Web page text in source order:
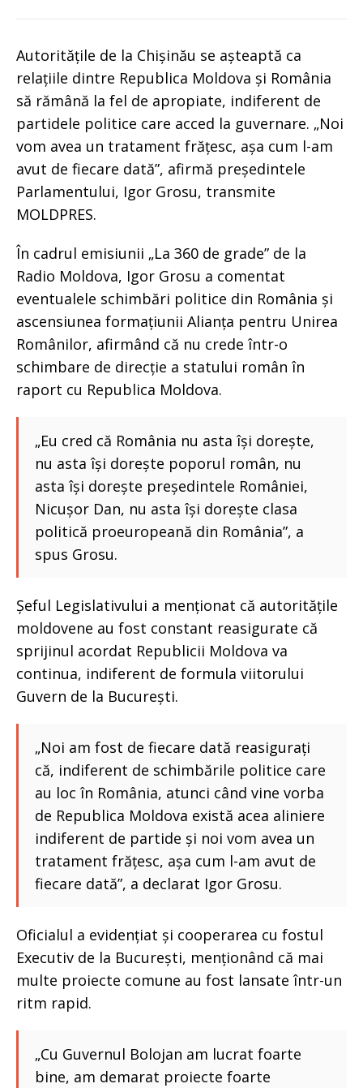
Autoritățile de la Chișinău se așteaptă ca
relațiile dintre Republica Moldova și România
să rămână la fel de apropiate, indiferent de
partidele politice care acced la guvernare. „Noi
vom avea un tratament frățesc, așa cum l-am
avut de fiecare dată”, afirmă președintele
Parlamentului, Igor Grosu, transmite
MOLDPRES.
În cadrul emisiunii „La 360 de grade” de la
Radio Moldova, Igor Grosu a comentat
eventualele schimbări politice din România și
ascensiunea formațiunii Alianța pentru Unirea
Românilor, afirmând că nu crede într-o
schimbare de direcție a statului român în
raport cu Republica Moldova.
„Eu cred că România nu asta își dorește,
nu asta își dorește poporul român, nu
asta își dorește președintele României,
Nicușor Dan, nu asta își dorește clasa
politică proeuropeană din România”, a
spus Grosu.
Șeful Legislativului a menționat că autoritățile
moldovene au fost constant reasigurate că
sprijinul acordat Republicii Moldova va
continua, indiferent de formula viitorului
Guvern de la București.
„Noi am fost de fiecare dată reasigurați
că, indiferent de schimbările politice care
au loc în România, atunci când vine vorba
de Republica Moldova există acea aliniere
indiferent de partide și noi vom avea un
tratament frățesc, așa cum l-am avut de
fiecare dată”, a declarat Igor Grosu.
Oficialul a evidențiat și cooperarea cu fostul
Executiv de la București, menționând că mai
multe proiecte comune au fost lansate într-un
ritm rapid.
„Cu Guvernul Bolojan am lucrat foarte
bine, am demarat proiecte foarte